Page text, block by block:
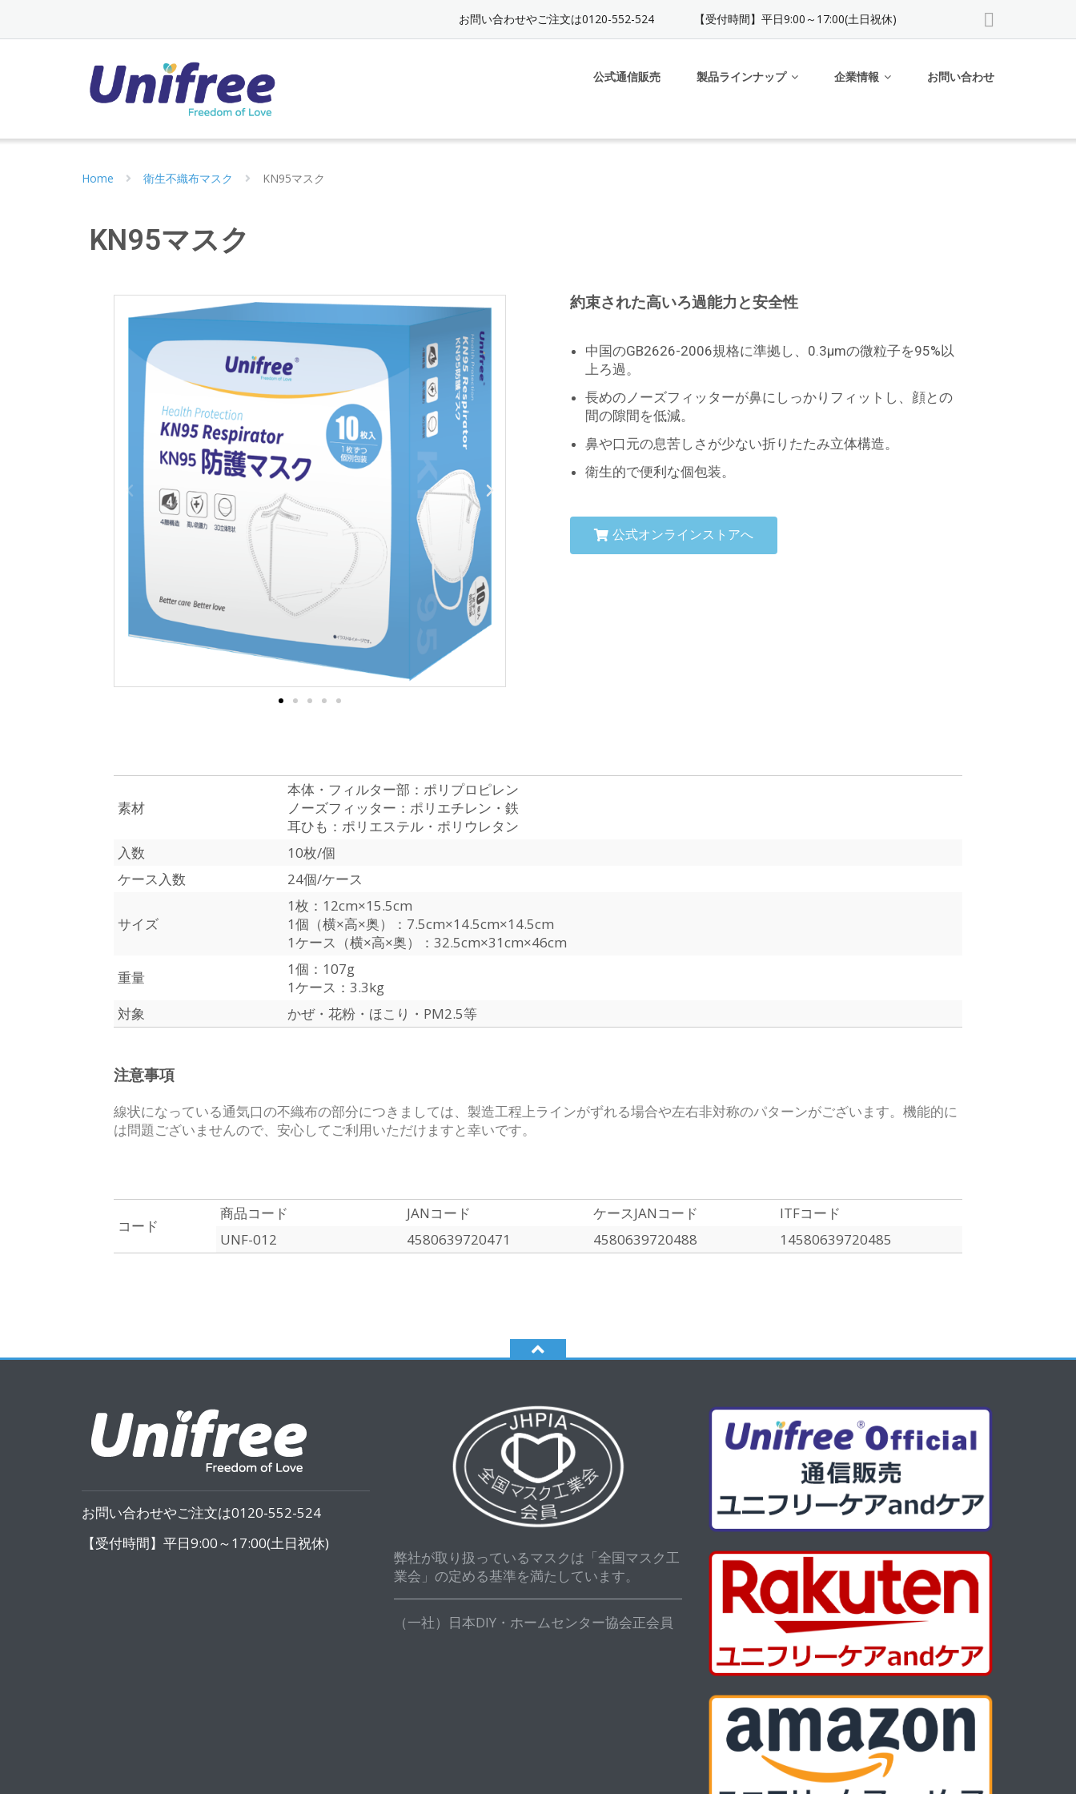
お問い合わせやご注文は0120-552-524 【受付時間】平日9:00～17:00(土日祝休)
公式通信販売 製品ラインナップ 企業情報 お問い合わせ
Home 衛生不織布マスク KN95マスク
KN95マスク
約束された高いろ過能力と安全性
中国のGB2626-2006規格に準拠し、0.3μmの微粒子を95%以
上ろ過。
長めのノーズフィッターが鼻にしっかりフィットし、顔との
間の隙間を低減。
鼻や口元の息苦しさが少ない折りたたみ立体構造。
衛生的で便利な個包装。
公式オンラインストアへ
素材
本体・フィルター部：ポリプロピレン
ノーズフィッター：ポリエチレン・鉄
耳ひも：ポリエステル・ポリウレタン
入数
10枚/個
ケース入数
24個/ケース
サイズ
1枚：12cm×15.5cm
1個（横×高×奥）：7.5cm×14.5cm×14.5cm
1ケース（横×高×奥）：32.5cm×31cm×46cm
重量
1個：107g
1ケース：3.3kg
対象
かぜ・花粉・ほこり・PM2.5等
注意事項
線状になっている通気口の不織布の部分につきましては、製造工程上ラインがずれる場合や左右非対称のパターンがございます。 機能的に
は問題ございませんので、安心してご利用いただけますと幸いです。
コード
商品コード JANコード ケースJANコード
ITFコード
UNF-012
4580639720471 4580639720488 14580639720485
お問い合わせやご注文は0120-552-524
【受付時間】平日9:00～17:00(土日祝休)
弊社が取り扱っているマスクは「全国マスク工
業会」の定める基準を満たしています。
（一社）日本DIY・ホームセンター協会正会員